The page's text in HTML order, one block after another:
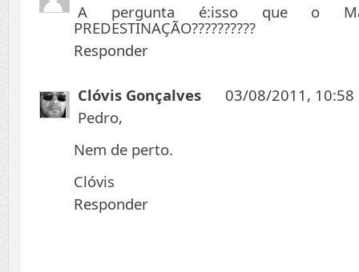
A pergunta é:isso que o
PREDESTINAÇÃO??????????
Responder
Clóvis Gonçalves
03/08/2011, 10:58
Pedro,
Nem de perto.
Clóvis
Responder